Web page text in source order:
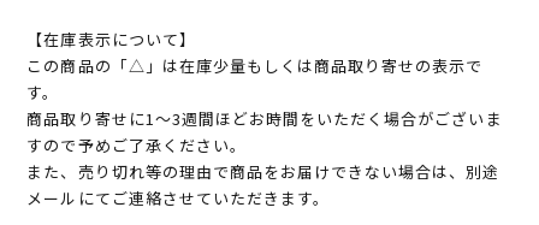
【在庫表示について】
この商品の「△」は在庫少量もしくは商品取り寄せの表示で
す。
商品取り寄せに1～3週間ほどお時間をいただく場合がございま
すので予めご了承ください。
また、売り切れ等の理由で商品をお届けできない場合は、別途
メールにてご連絡させていただきます。